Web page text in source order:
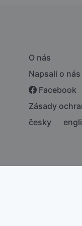
O nás
Napsali o nás
Facebook
Zásady
česky